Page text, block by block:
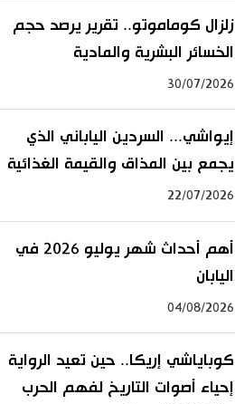
زلزال كوماموتو.. تقرير يرصد حجم
الخسائر البشرية والمادية
30/07/2026
إيواشي... السردين الياباني الذي
يجمع بين المذاق والقيمة الغذائية
22/07/2026
أهم أحداث شهر يوليو 2026 في
اليابان
04/08/2026
كوباياشي إريكا.. حين تعيد الرواية
إحياء أصوات التاريخ لفهم الحرب